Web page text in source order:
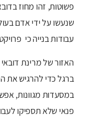
פשוטות, זהו מחוז
שנעשו על ידי אדם
עבודות בנייה כי
האזור של מרינת
ברגל כדי להרגיש את
במסעדות מגוונות,
פנאי שלא תספיקו